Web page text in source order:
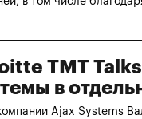
TMT
в
Ajax Systems